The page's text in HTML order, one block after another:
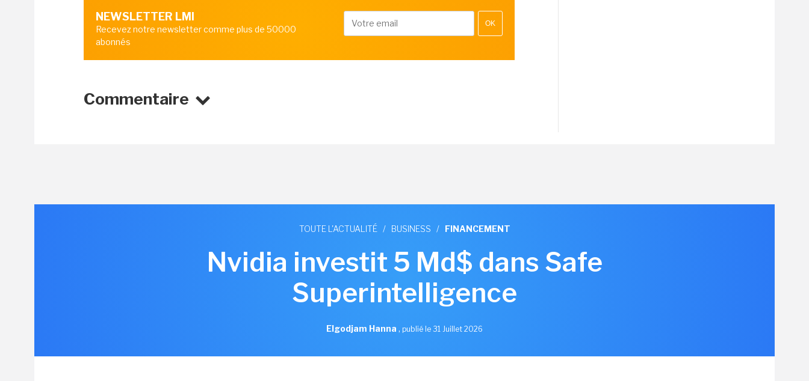
NEWSLETTER LMI
Recevez notre newsletter comme plus de 50000
abonnés
OK
Commentaire
TOUTE L'ACTUALITÉ / BUSINESS / FINANCEMENT
Nvidia investit 5 Md$ dans Safe
Superintelligence
Elgodjam Hanna , publié le 31 Juillet 2026